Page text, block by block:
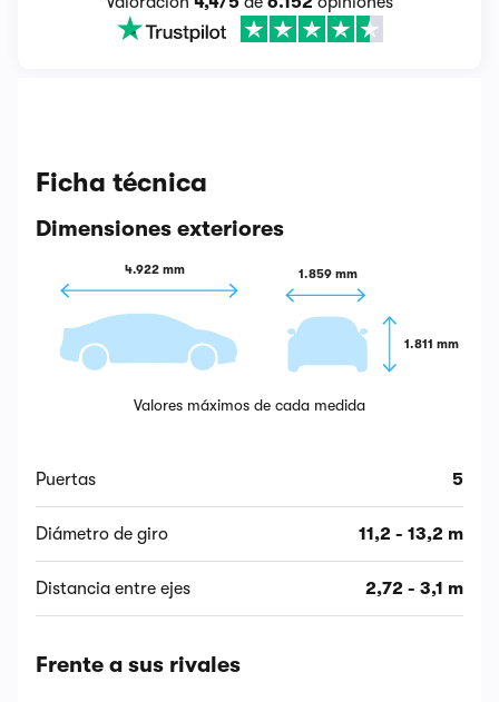
Ficha técnica
Dimensiones exteriores
4.922 mm 1.859 mm
1.811 mm
Valores máximos de cada medida
Puertas 5
Diámetro de giro 11,2 - 13,2 m
Distancia entre ejes 2,72 - 3,1 m
Frente a sus rivales